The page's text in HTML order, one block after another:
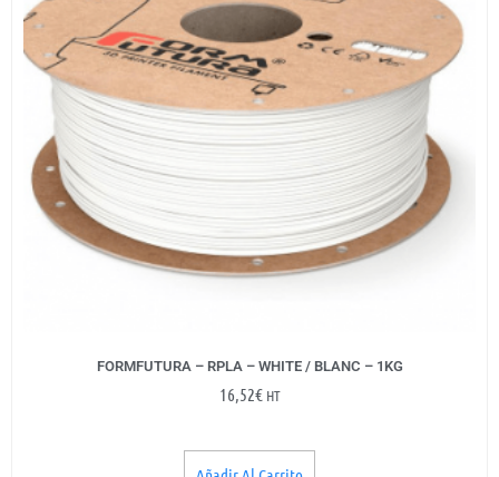
FORMFUTURA – RPLA – WHITE / BLANC – 1KG
16,52€ HT